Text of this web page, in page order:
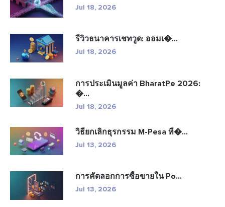
Jul 18, 2026
รีวิวธนาคารเชทวูด: ออมเ�...
Jul 18, 2026
การประเมินมูลค่า BharatPe 2026:
�...
Jul 18, 2026
วิธียกเลิกธุรกรรม M-Pesa ที�...
Jul 13, 2026
การคัดลอกการซื้อขายใน Po...
Jul 13, 2026